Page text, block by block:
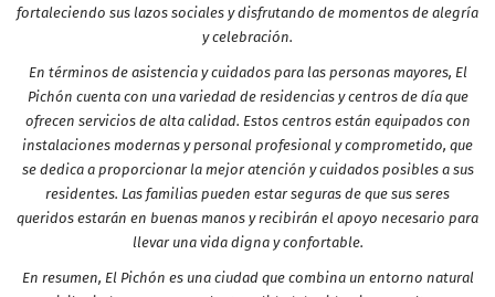
fortaleciendo sus lazos sociales y disfrutando de momentos de alegría
y celebración.
En términos de asistencia y cuidados para las personas mayores, El
Pichón cuenta con una variedad de residencias y centros de día que
ofrecen servicios de alta calidad. Estos centros están equipados con
instalaciones modernas y personal profesional y comprometido, que
se dedica a proporcionar la mejor atención y cuidados posibles a sus
residentes. Las familias pueden estar seguras de que sus seres
queridos estarán en buenas manos y recibirán el apoyo necesario para
llevar una vida digna y confortable.
En resumen, El Pichón es una ciudad que combina un entorno natural